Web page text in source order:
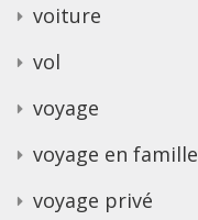
voiture
vol
voyage
voyage en famille
voyage privé